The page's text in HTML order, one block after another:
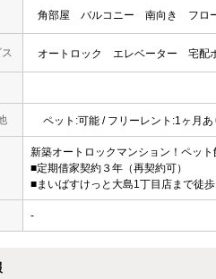
角部屋 バルコニー 南向き フロ
オートロック エレベーター 宅配
ペット:可能 / フリーレント:1ヶ月あ
新築オートロックマンション！ペッ
■定期借家契約３年（再契約可）
■まいばすけっと大島1丁目店まで徒歩
-